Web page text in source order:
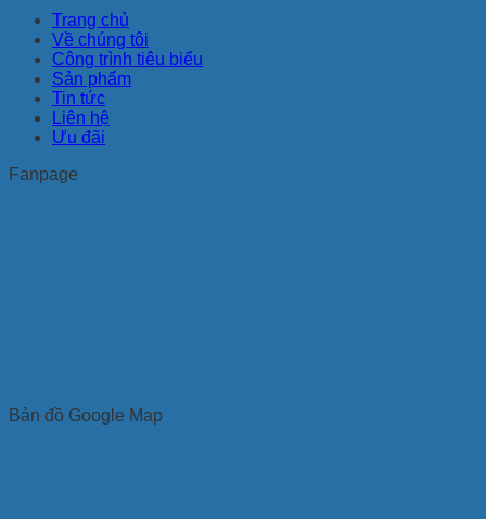
Trang chủ
Về chúng tôi
Công trình tiêu biểu
Sản phẩm
Tin tức
Liên hệ
Ưu đãi
Fanpage
Bản đồ Google Map